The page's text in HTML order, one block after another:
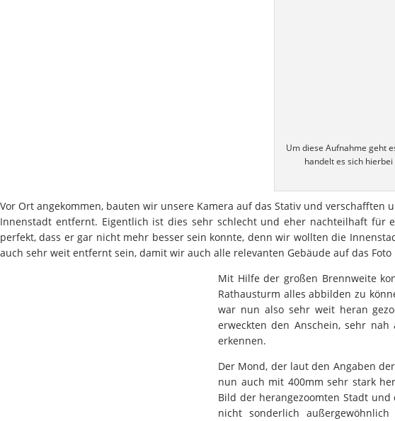
Um diese Aufnahme geht
handelt es sich
Vor Ort angekommen, bauten wir unsere Kamera auf das Stativ und
Innenstadt entfernt. Eigentlich ist dies sehr schlecht und eher nachteilhaft für
perfekt, dass er gar nicht mehr besser sein konnte, denn wir wollten die
auch sehr weit entfernt sein, damit wir auch alle relevanten Gebäude auf das Foto
Mit Hilfe der großen Brennweite
Rathausturm alles abbilden zu
war nun also sehr weit heran
erweckten den Anschein, sehr
erkennen.
Der Mond, der laut den Angaben
nun auch mit 400mm sehr stark
Bild der herangezoomten Stadt
nicht sonderlich